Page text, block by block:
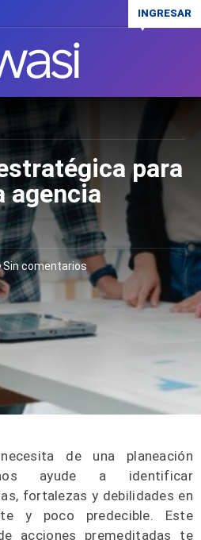
INGRESAR
para
agencia
Sin comentarios
de una planeación
ayude a identificar
fortalezas y debilidades en
y poco predecible. Este
acciones premeditadas te